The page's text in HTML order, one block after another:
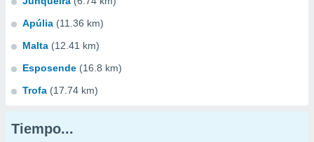
Apúlia (11.36 km)
Malta (12.41 km)
Esposende (16.8 km)
Trofa (17.74 km)
Tiempo...